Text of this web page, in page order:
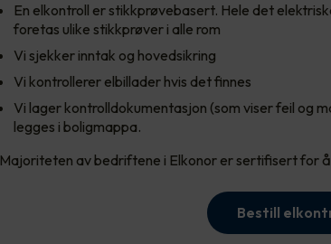
En elkontroll er stikkprøvebasert. Hele det
foretas ulike stikkprøver i alle rom
Vi sjekker inntak og hovedsikring
Vi kontrollerer elbillader hvis det finnes
Vi lager kontrolldokumentasjon (som viser feil og
legges i boligmappa.
Majoriteten av bedriftene i Elkonor er sertifisert for
Bestill